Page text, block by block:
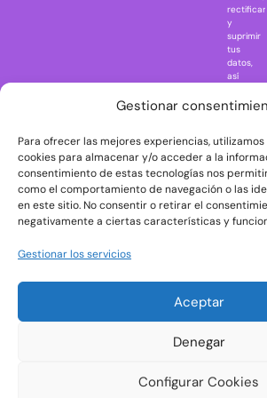
Gestionar
Para ofrecer las mejores experiencias,
cookies para almacenar y/o acceder a la
consentimiento de estas tecnologías nos
como el comportamiento de navegación o las
en este sitio. No consentir o retirar el
negativamente a ciertas características y
Gestionar los servicios
Aceptar
Denegar
Configurar Cookies
Rick and
The Big Bang
Theory
The Blues
Brothers
The
The Shining
rectificar
y
suprimir
tus
datos,
así
ejercer
la
adicional
y
detallada
sobre